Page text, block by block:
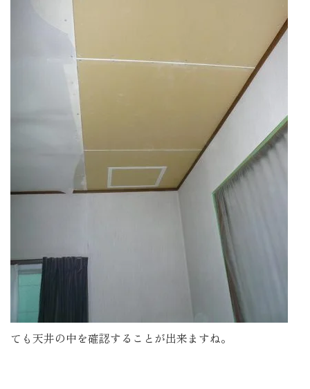
ても天井の中を確認することが出来ますね。